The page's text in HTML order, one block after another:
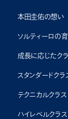
本田圭佑の想い
ソルティーロの育
成⻑に応じたク
スタンダードクラ
テクニカルクラス
ハイレベルクラス